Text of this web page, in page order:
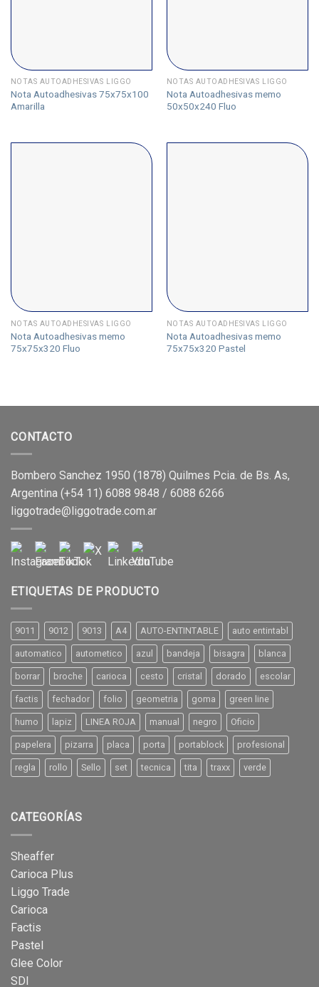
NOTAS AUTOADHESIVAS LIGGO
Nota Autoadhesivas 75x75x100
Amarilla
NOTAS AUTOADHESIVAS LIGGO
Nota Autoadhesivas memo
50x50x240 Fluo
NOTAS AUTOADHESIVAS LIGGO
Nota Autoadhesivas memo
75x75x320 Fluo
NOTAS AUTOADHESIVAS LIGGO
Nota Autoadhesivas memo
75x75x320 Pastel
CONTACTO
Bombero Sanchez 1950 (1878) Quilmes Pcia. de Bs. As,
Argentina (+54 11) 6088 9848 / 6088 6266
liggotrade@liggotrade.com.ar
ETIQUETAS DE PRODUCTO
9011 9012 9013 A4 AUTO-ENTINTABLE auto entintabl
automatico autometico azul bandeja bisagra blanca
borrar broche carioca cesto cristal dorado escolar
factis fechador folio geometria goma green line
humo lapiz LINEA ROJA manual negro Oficio
papelera pizarra placa porta portablock profesional
regla rollo Sello set tecnica tita traxx verde
CATEGORÍAS
Sheaffer
Carioca Plus
Liggo Trade
Carioca
Factis
Pastel
Glee Color
SDI